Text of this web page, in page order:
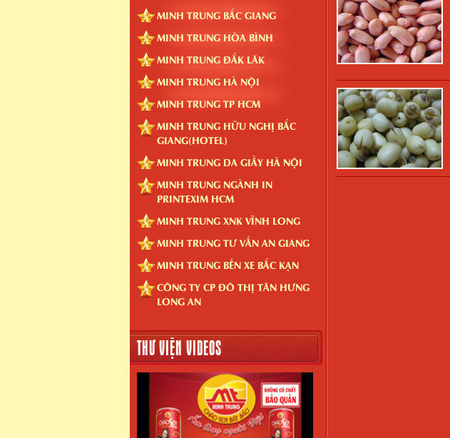
MINH TRUNG BẮC GIANG
MINH TRUNG HÒA BÌNH
MINH TRUNG ĐẮK LĂK
MINH TRUNG HÀ NỘI
MINH TRUNG TP HCM
MINH TRUNG HỮU NGHỊ BẮC
GIANG(HOTEL)
MINH TRUNG DA GIẦY HÀ NỘI
MINH TRUNG NGÀNH IN
PRINTEXIM HCM
MINH TRUNG XNK VĨNH LONG
MINH TRUNG TƯ VẤN AN GIANG
MINH TRUNG BẾN XE BẮC KẠN
CÔNG TY CP ĐÔ THỊ TÂN HƯNG
LONG AN
THƯ VIỆN VIDEOS